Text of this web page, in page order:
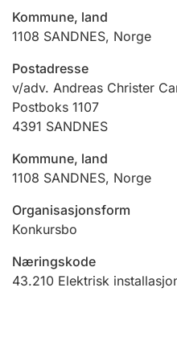
Ektepaktrettleiaren
Andre tema
Kommune, land
1108 SANDNES, Norge
Postadresse
v/adv. Andreas Christer
Postboks 1107
4391 SANDNES
Kommune, land
1108 SANDNES, Norge
Organisasjonsform
Konkursbo
Næringskode
43.210 Elektrisk